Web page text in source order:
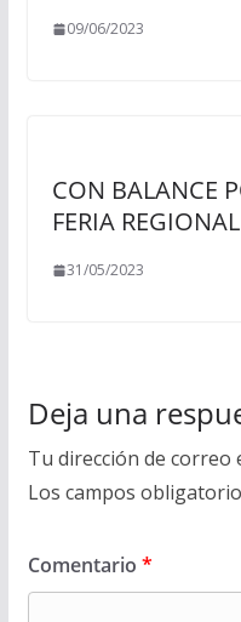
09/06/2023
CON BALANCE
FERIA
31/05/2023
Deja una
Tu dirección de correo
Los campos
Comentario *